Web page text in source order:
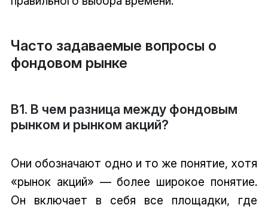
Часто задаваемые вопросы о
фондовом рынке
В1. В чем разница между фондовым
рынком и рынком акций?
Они обозначают одно и то же понятие, хотя
«рынок акций» — более широкое понятие.
Он включает в себя все площадки, где